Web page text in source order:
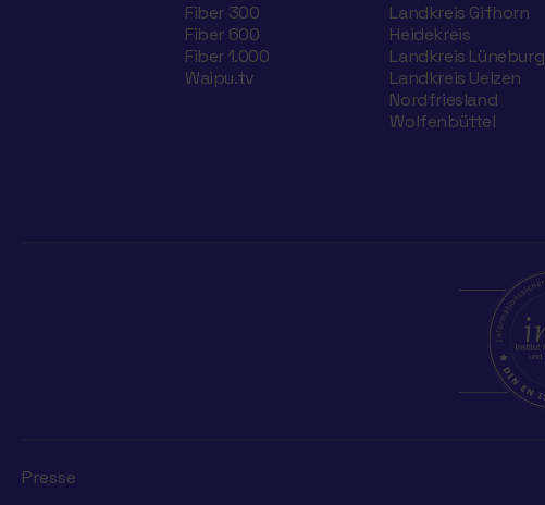
Fiber 300
Fiber 600
Fiber 1.000
Waipu.tv
Landkreis Gifhorn
Heidekreis
Landkreis Lüneburg
Landkreis Uelzen
Nordfriesland
Wolfenbüttel
Presse